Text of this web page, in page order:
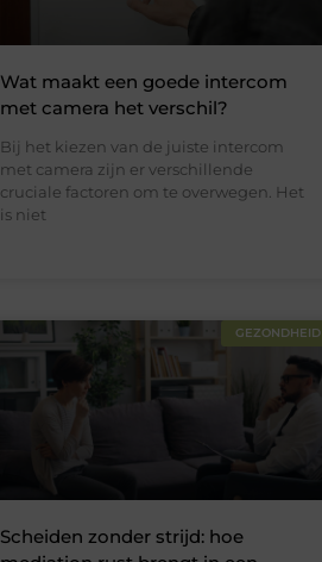
Wat maakt een goede intercom
met camera het verschil?
Bij het kiezen van de juiste intercom
met camera zijn er verschillende
cruciale factoren om te overwegen. Het
is niet
GEZONDHEID
Scheiden zonder strijd: hoe